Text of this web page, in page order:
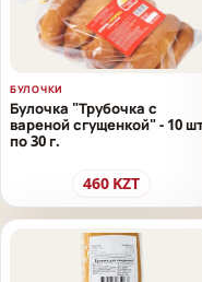
БУЛОЧКИ
Булочка "Трубочка с
вареной сгущенкой" - 10
по 30 г.
460 KZT